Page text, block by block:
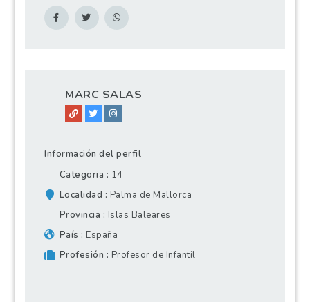
MARC SALAS
Información del perfil
Categoria
14
Localidad
Palma de Mallorca
Provincia
Islas Baleares
País
España
Profesión
Profesor de Infantil